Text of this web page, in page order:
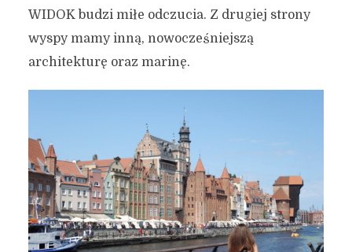
WIDOK budzi miłe odczucia. Z drugiej strony
wyspy mamy inną, nowocześniejszą
architekturę oraz marinę.